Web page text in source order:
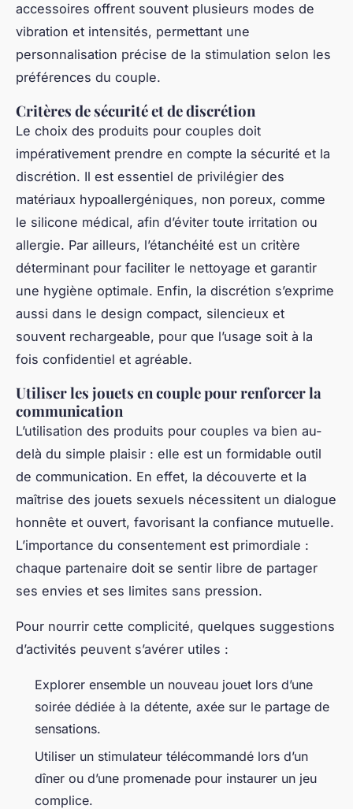
accessoires offrent souvent plusieurs modes de
vibration et intensités, permettant une
personnalisation précise de la stimulation selon les
préférences du couple.
Critères de sécurité et de discrétion
Le choix des produits pour couples doit
impérativement prendre en compte la sécurité et la
discrétion. Il est essentiel de privilégier des
matériaux hypoallergéniques, non poreux, comme
le silicone médical, afin d’éviter toute irritation ou
allergie. Par ailleurs, l’étanchéité est un critère
déterminant pour faciliter le nettoyage et garantir
une hygiène optimale. Enfin, la discrétion s’exprime
aussi dans le design compact, silencieux et
souvent rechargeable, pour que l’usage soit à la
fois confidentiel et agréable.
Utiliser les jouets en couple pour renforcer la
communication
L’utilisation des produits pour couples va bien au-
delà du simple plaisir : elle est un formidable outil
de communication. En effet, la découverte et la
maîtrise des jouets sexuels nécessitent un dialogue
honnête et ouvert, favorisant la confiance mutuelle.
L’importance du consentement est primordiale :
chaque partenaire doit se sentir libre de partager
ses envies et ses limites sans pression.
Pour nourrir cette complicité, quelques suggestions
d’activités peuvent s’avérer utiles :
Explorer ensemble un nouveau jouet lors d’une
soirée dédiée à la détente, axée sur le partage de
sensations.
Utiliser un stimulateur télécommandé lors d’un
dîner ou d’une promenade pour instaurer un jeu
complice.